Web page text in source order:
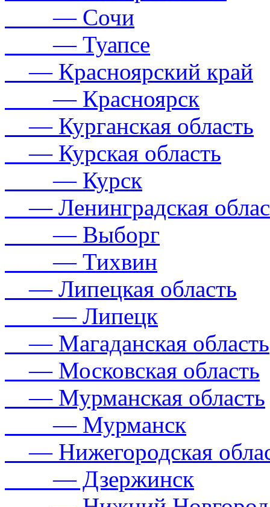
— Сочи
— Туапсе
— Красноярский край
— Красноярск
— Курганская область
— Курская область
— Курск
— Ленинградская
— Выборг
— Тихвин
— Липецкая область
— Липецк
— Магаданская область
— Московская область
— Мурманская область
— Мурманск
— Нижегородская
— Дзержинск